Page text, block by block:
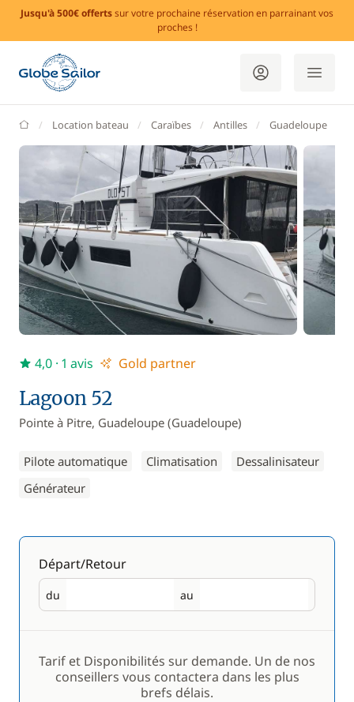
Jusqu'à 500€ offertssur votre prochaine réservation en parrainant vos
proches !
GlobeSailor
Location bateau Caraïbes Antilles Guadeloupe
Lagoon 52
Pointe à Pitre, Guadeloupe (Guadeloupe)
Pilote automatique Climatisation
Dessalinisateur
Générateur
4,0 · 1 avis Gold partner
Départ/Retour
du
Départ au
Retour
Tarif et Disponibilités sur demande. Un de nos
conseillers vous contactera dans les plus
brefs délais.